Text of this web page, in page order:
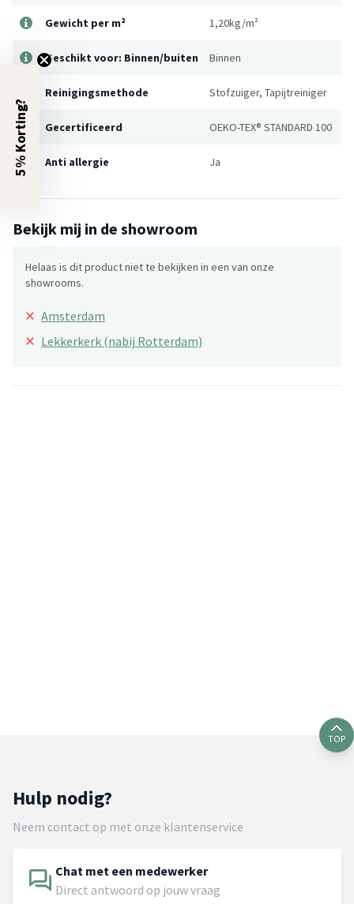
Gewicht per m² 1,20kg/m²
Geschikt voor: Binnen/buiten Binnen
Reinigingsmethode Stofzuiger, Tapijtreiniger
Gecertificeerd OEKO-TEX® STANDARD 100
Anti allergie Ja
Bekijk mij in de showroom
Helaas is dit product niet te bekijken in een van onze
showrooms.
× Amsterdam
× Lekkerkerk (nabij Rotterdam)
TOP
Hulp nodig?
Neem contact op met onze klantenservice
Chat met een medewerker
Direct antwoord op jouw vraag
5% Korting?